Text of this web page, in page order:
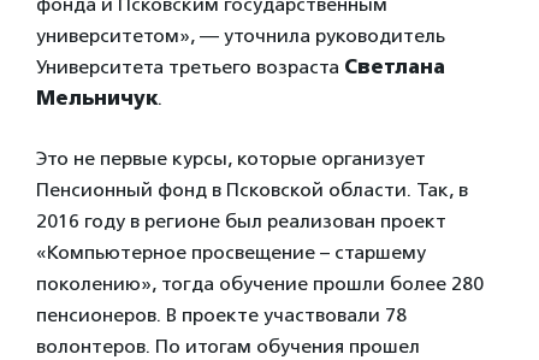
фонда и Псковским государственным
университетом», — уточнила руководитель
Университета третьего возраста Светлана
Мельничук.
Это не первые курсы, которые организует
Пенсионный фонд в Псковской области. Так, в
2016 году в регионе был реализован проект
«Компьютерное просвещение – старшему
поколению», тогда обучение прошли более 280
пенсионеров. В проекте участвовали 78
волонтеров. По итогам обучения прошел